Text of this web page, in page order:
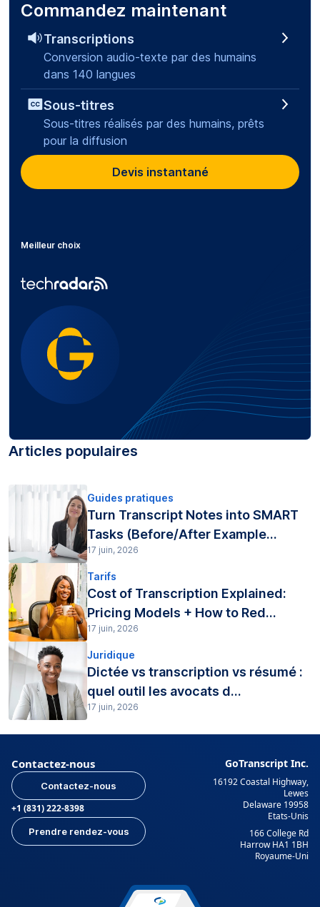
Commandez maintenant
Transcriptions
Conversion audio-texte par des humains
dans 140 langues
Sous-titres
Sous-titres réalisés par des humains, prêts
pour la diffusion
Devis instantané
Meilleur choix
Articles populaires
Guides pratiques
Turn Transcript Notes into SMART
Tasks (Before/After Example...
17 juin, 2026
Tarifs
Cost of Transcription Explained:
Pricing Models + How to Red...
17 juin, 2026
Juridique
Dictée vs transcription vs résumé :
quel outil les avocats d...
17 juin, 2026
Contactez-nous
Contactez-nous
+1 (831) 222-8398
Prendre rendez-vous
GoTranscript Inc.
16192 Coastal Highway,
Lewes
Delaware 19958
Etats-Unis
166 College Rd
Harrow HA1 1BH
Royaume-Uni